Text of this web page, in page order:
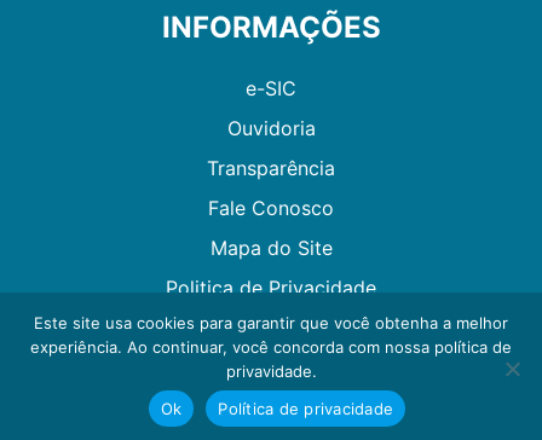
INFORMAÇÕES
e-SIC
Ouvidoria
Transparência
Fale Conosco
Mapa do Site
Politica de Privacidade
Desenvolvido por GMAES
Este site usa cookies para garantir que você obtenha a melhor
experiência. Ao continuar, você concorda com nossa política de
privavidade.
Ok
Política de privacidade